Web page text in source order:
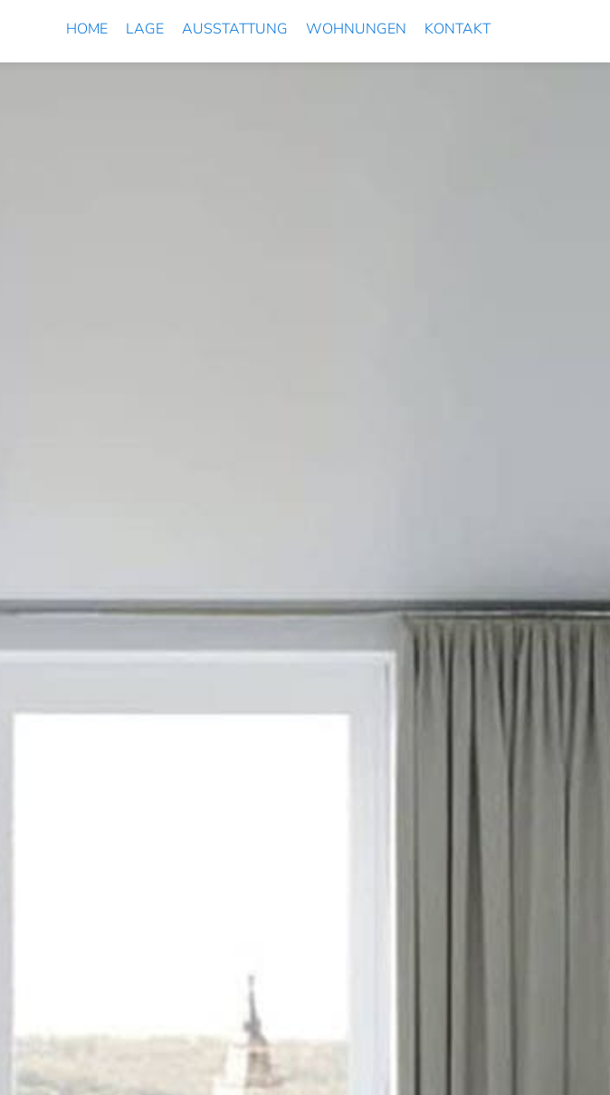
HOME LAGE AUSSTATTUNG WOHNUNGEN KONTAKT